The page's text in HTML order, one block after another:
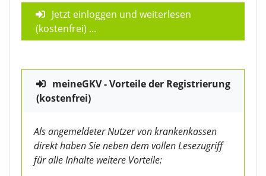
Jetzt einloggen und weiterlesen
(kostenfrei) ...
meineGKV - Vorteile der Registrierung
(kostenfrei)
Als angemeldeter Nutzer von krankenkassen
direkt haben Sie neben dem vollen Lesezugriff
für alle Inhalte weitere Vorteile: